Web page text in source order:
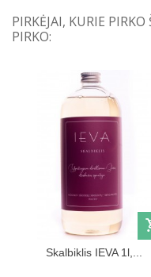
PIRKĖJAI, KURIE
PIRKO:
Skalbiklis IEVA 1l,...